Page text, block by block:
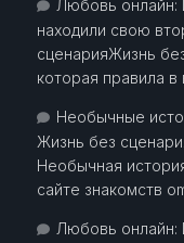
Любовь онлайн:
находили свою
сценарияЖизнь
которая правила
Необычные
Жизнь без
Необычная
сайте знакомств
Любовь онлайн: